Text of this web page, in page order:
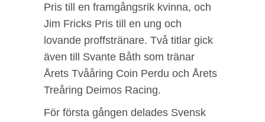
Pris till en framgångsrik kvinna, och
Jim Fricks Pris till en ung och
lovande proffstränare. Två titlar gick
även till Svante Båth som tränar
Årets Tvååring Coin Perdu och Årets
Treåring Deimos Racing.
För första gången delades Svensk